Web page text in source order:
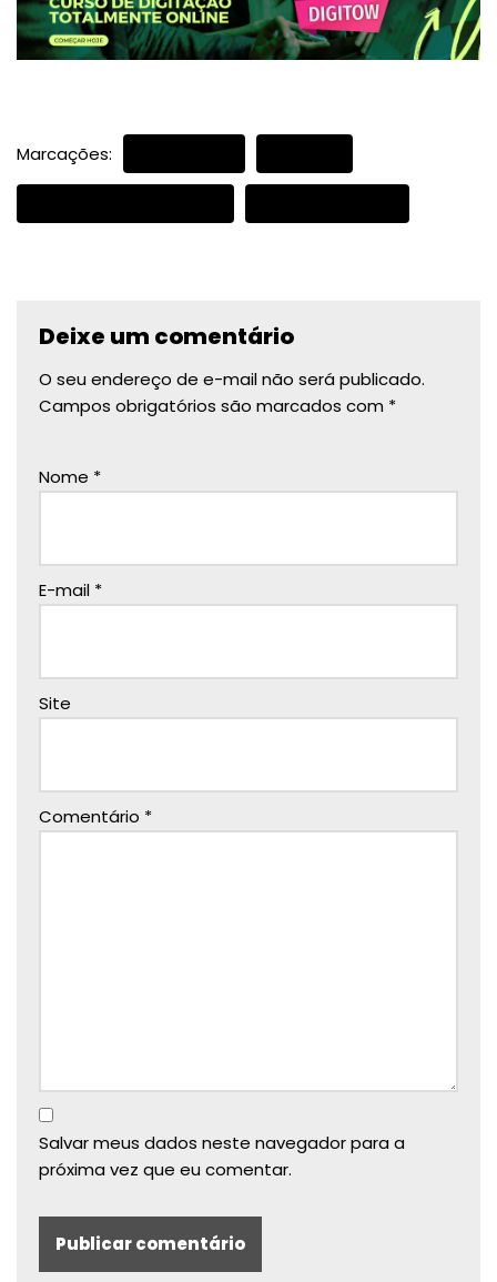
Marcações:
Deixe um comentário
O seu endereço de e-mail não será publicado.
Campos obrigatórios são marcados com *
Nome *
E-mail *
Site
Comentário *
Salvar meus dados neste navegador para a
próxima vez que eu comentar.